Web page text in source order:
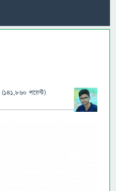
(141,860 পয়েন্ট)